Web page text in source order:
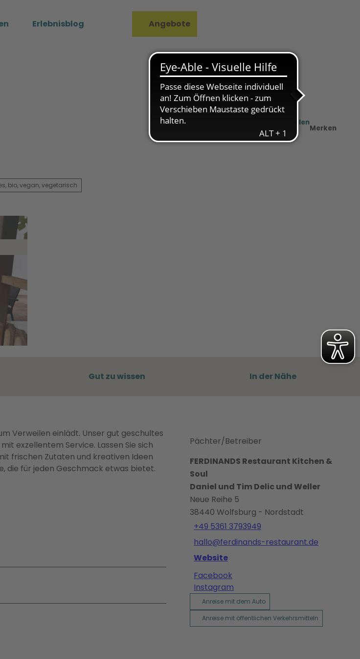
Erlebnisblog Angebote
PDF
Teilen
Merken
bio, vegan, vegetarisch
Gut zu wissen In der Nähe
Verweilen einlädt. Unser gut geschultes
exzellentem Service. Lassen Sie sich
frischen Zutaten und kreativen Ideen
die für jeden Geschmack etwas bietet.
Pächter/Betreiber
FERDINANDS Restaurant Kitchen &
Soul
Daniel und Tim Delic und Weller
Neue Reihe 5
38440 Wolfsburg - Nordstadt
+49 5361 3793949
hallo@ferdinands-restaurant.de
Website
Facebook
Instagram
Anreise mit dem Auto
Anreise mit öffentlichen Verkehrsmitteln